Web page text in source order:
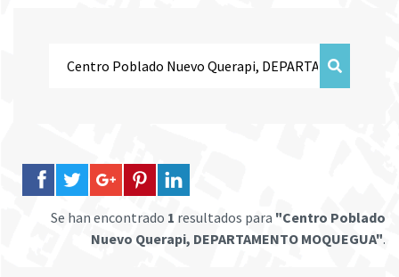
Se han encontrado 1 resultados para "Centro Poblado
Nuevo Querapi, DEPARTAMENTO MOQUEGUA".